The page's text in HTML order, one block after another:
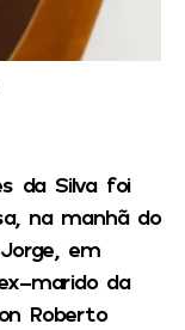
da Silva foi
na manhã do
em
marido da
Roberto